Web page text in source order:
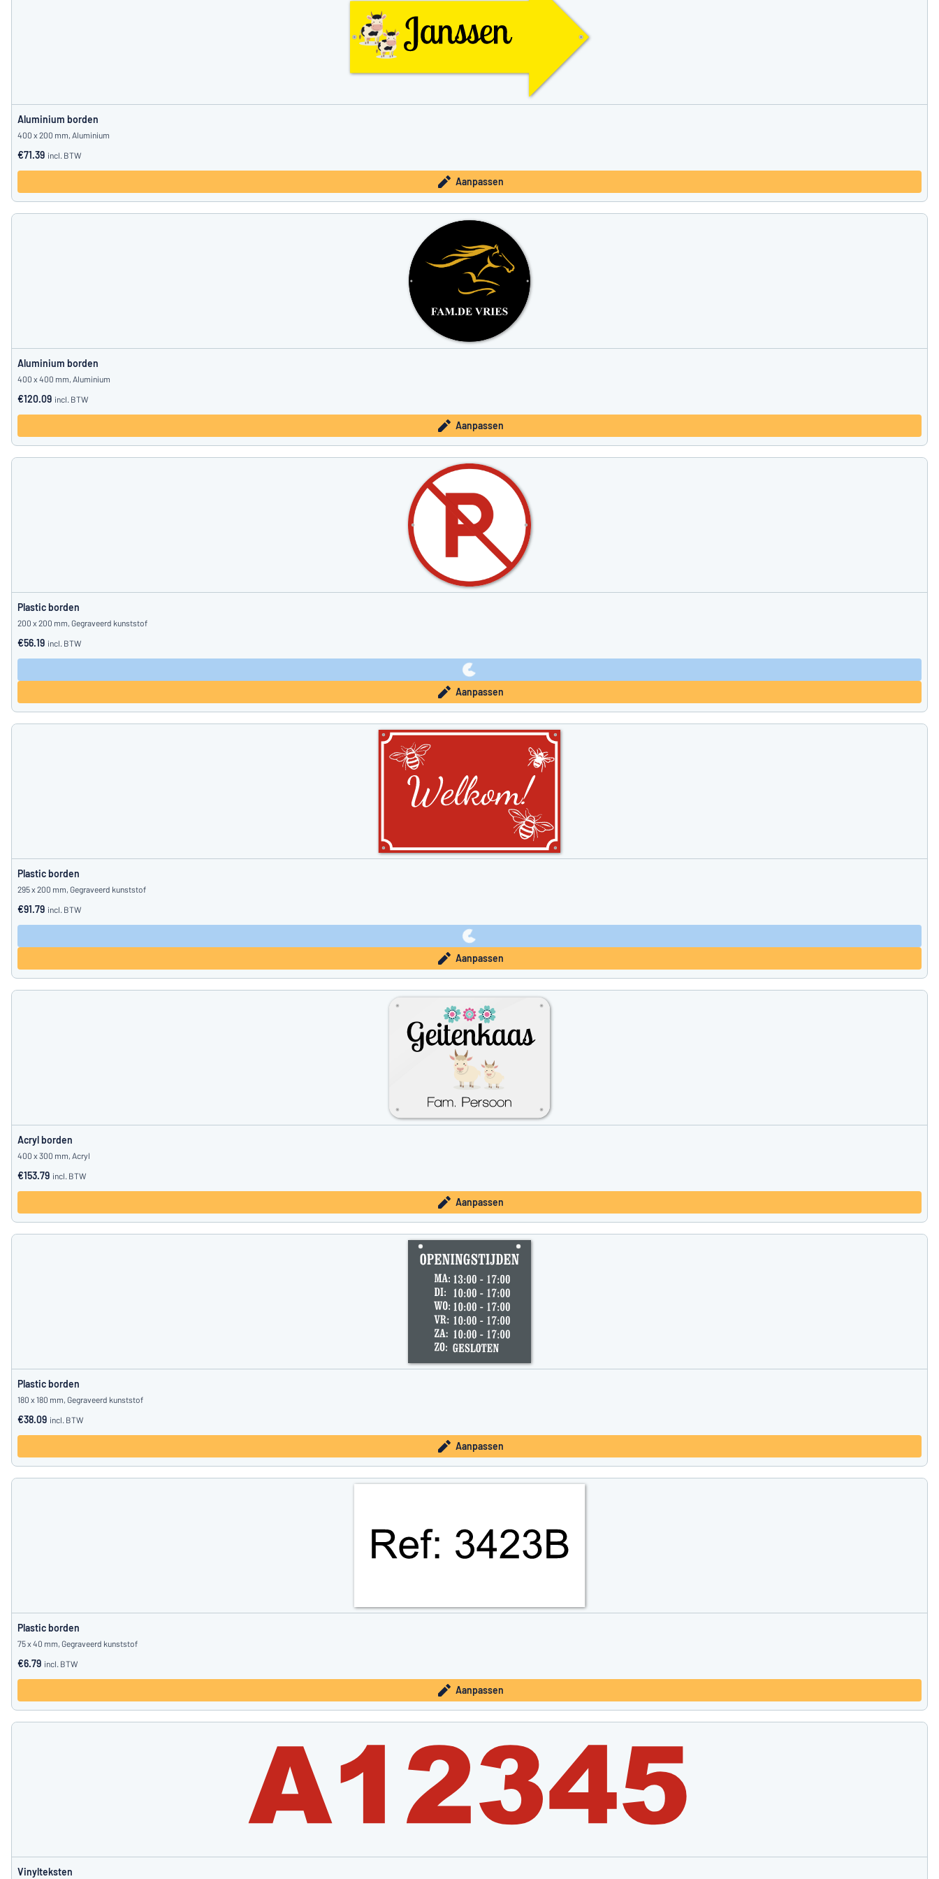
Aluminium borden
400 x 200 mm, Aluminium
€71.39 incl. BTW
Aanpassen
Aluminium borden
400 x 400 mm, Aluminium
€120.09 incl. BTW
Aanpassen
Plastic borden
200 x 200 mm, Gegraveerd kunststof
€56.19 incl. BTW
Aanpassen
Plastic borden
295 x 200 mm, Gegraveerd kunststof
€91.79 incl. BTW
Aanpassen
Acryl borden
400 x 300 mm, Acryl
€153.79 incl. BTW
Aanpassen
Plastic borden
180 x 180 mm, Gegraveerd kunststof
€38.09 incl. BTW
Aanpassen
Plastic borden
75 x 40 mm, Gegraveerd kunststof
€6.79 incl. BTW
Aanpassen
Vinylteksten